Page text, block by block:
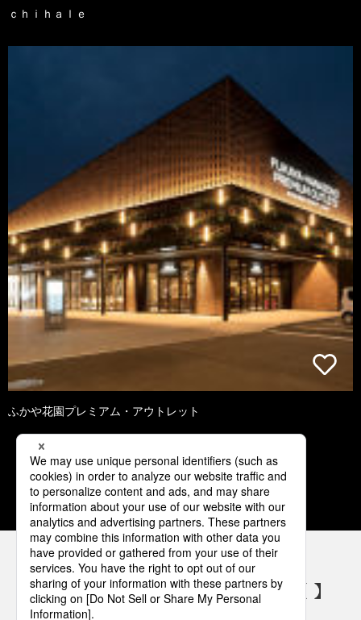
ｃｈｉｈａｌｅ
ふかや花園プレミアム・アウトレット
2 3 4 5 6
パナソニックの電気設備 SNSアカウント